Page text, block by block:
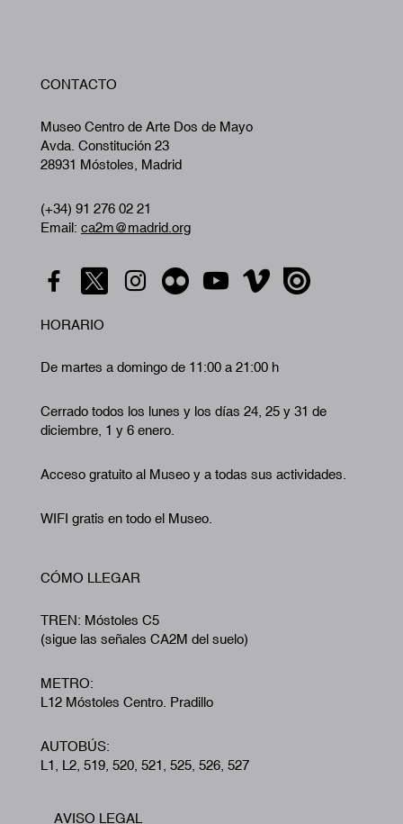
CONTACTO
Museo Centro de Arte Dos de Mayo
Avda. Constitución 23
28931 Móstoles, Madrid
(+34) 91 276 02 21
Email: ca2m@madrid.org
HORARIO
De martes a domingo de 11:00 a 21:00 h
Cerrado todos los lunes y los días 24, 25 y 31 de
diciembre, 1 y 6 enero.
Acceso gratuito al Museo y a todas sus actividades.
WIFI gratis en todo el Museo.
CÓMO LLEGAR
TREN: Móstoles C5
(sigue las señales CA2M del suelo)
METRO:
L12 Móstoles Centro. Pradillo
AUTOBÚS:
L1, L2, 519, 520, 521, 525, 526, 527
AVISO LEGAL